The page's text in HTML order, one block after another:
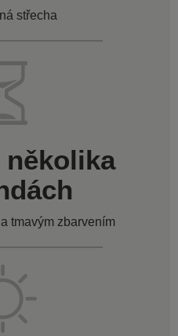
střecha
několika
tmavým zbarvením